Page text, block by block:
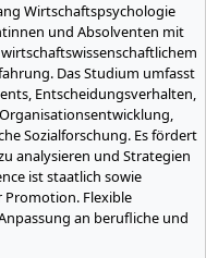
Wirtschaftspsychologie
und Absolventen mit
Das Studium umfasst
Entscheidungsverhalten,
Sozialforschung. Es fördert
analysieren und Strategien
ist staatlich sowie
Flexible
an berufliche und